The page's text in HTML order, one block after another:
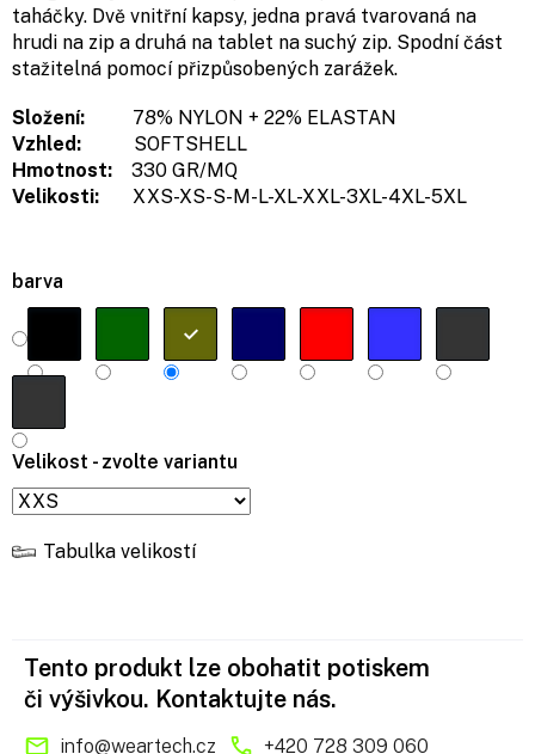
barva
Velikost - zvolte variantu
Tabulka velikostí
taháčky. Dvě vnitřní kapsy, jedna pravá tvarovaná na
hrudi na zip a druhá na tablet na suchý zip. Spodní část
stažitelná pomocí přizpůsobených zarážek.
Složení:
78% NYLON + 22% ELASTAN
Vzhled:
SOFTSHELL
Hmotnost: 330 GR/MQ
Velikosti:
XXS-XS-S-M-L-XL-XXL-3XL-4XL-5XL
Tento produkt lze obohatit potiskem
či výšivkou. Kontaktujte nás.
info@weartech.cz +420 728 309 060